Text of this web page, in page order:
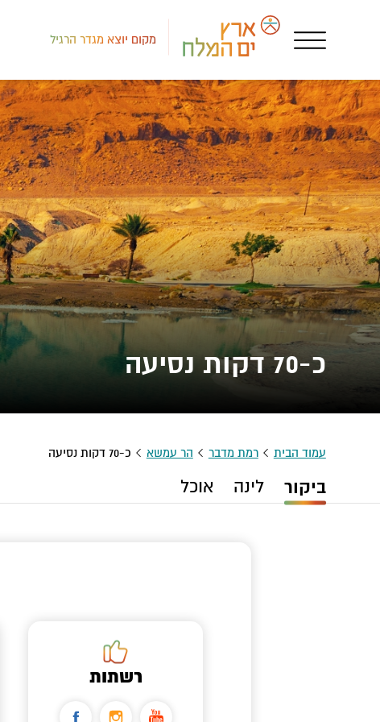
מקום יוצא מגדר הרגיל
כ-70 דקות נסיעה
עמוד הבית רמת מדבר הר עמשא כ-70 דקות נסיעה
ביקור לינה אוכל
רשתות